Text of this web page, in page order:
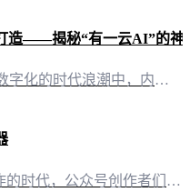
造——揭秘“有一云AI”的神
一、AI赋能，素材创作新境界在数字化的时代浪潮中，内容创作已成为自媒体的核心竞争力。而“有一云AI”正是这样一款创新型AI智能写作+排版软件，它以其卓越的性能和便捷的操作，为自媒体创作者开辟了素材创作的全新天地。 二、排版之美，千款皮肤任你挑“有一云AI”深知内容与形式并重的真谛。在内容排版方面，它提供了包含标题、内容、图文、分隔、引导等五大类数千款装修皮肤，让每一篇公众号素材都焕发出独特的个性
内容创作，尽在一“键”在信息爆炸的时代，公众号创作者们面临着日益激烈的内容竞争。为了帮助创作者们提升效率，打造高质量的内容，有一云AI应运而生。这款创新型AI智能写作+排版软件，不仅简化了创作流程，更为公众号创作者们带来了前所未有的便捷体验。 AI赋能，排版之美内容排版是公众号文章的“面子”，直接影响着读者的第一印象。有一云AI在内容排版方面，提供了涵盖标题、内容、图文、分隔、引导等五大类数千款